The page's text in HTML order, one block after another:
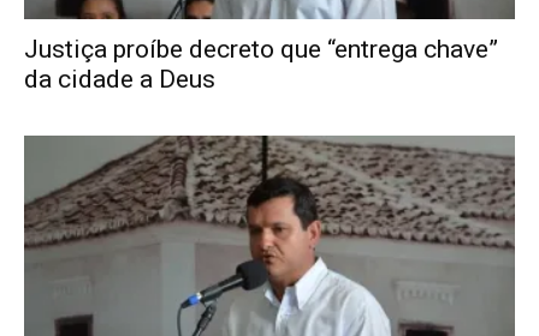
Justiça proíbe decreto que “entrega chave”
da cidade a Deus